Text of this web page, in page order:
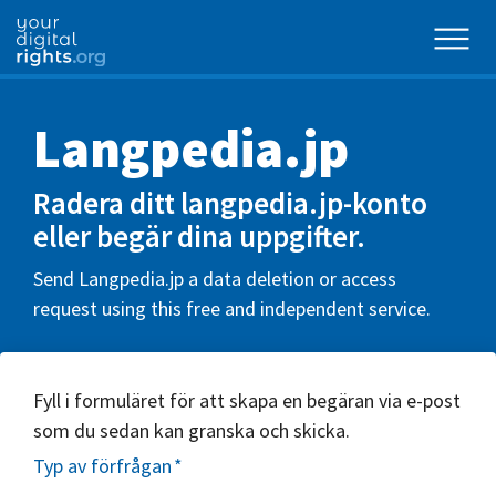
Langpedia.jp
Radera ditt langpedia.jp-konto
eller begär dina uppgifter.
Send Langpedia.jp a data deletion or access
request using this free and independent service.
Fyll i formuläret för att skapa en begäran via e-post
som du sedan kan granska och skicka.
Typ av förfrågan*